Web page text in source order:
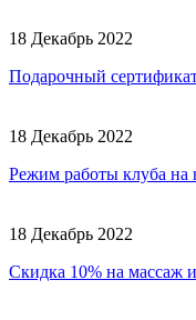
18 Декабрь 2022
Подарочный
18 Декабрь 2022
Режим работы клуба на
18 Декабрь 2022
Скидка 10% на массаж